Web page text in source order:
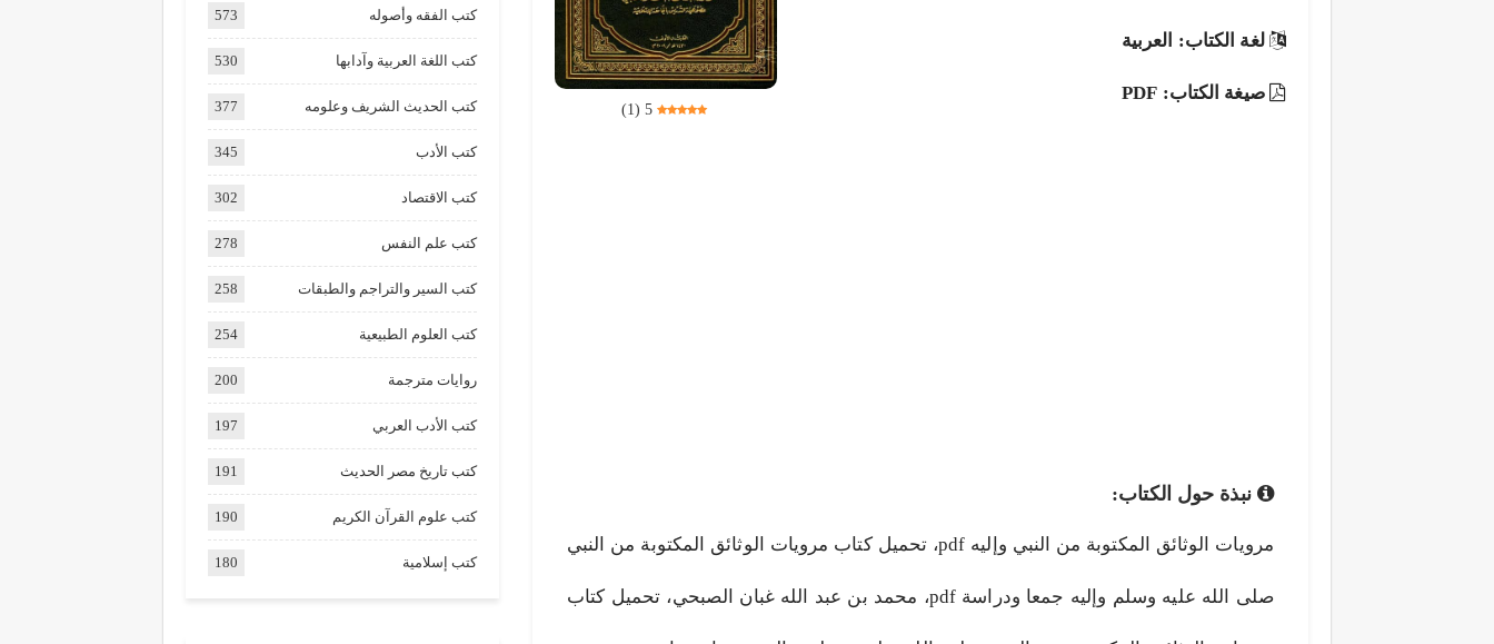
5
(
1
)
لغة الكتاب: العربية
صيغة الكتاب: PDF
نبذة حول الكتاب:
مرويات الوثائق المكتوبة من النبي وإليه pdf، تحميل كتاب مرويات الوثائق المكتوبة من النبي
صلى الله عليه وسلم وإليه جمعا ودراسة pdf، محمد بن عبد الله غبان الصبحي، تحميل كتاب
كتب الفقه وأصوله 573
كتب اللغة العربية وآدابها 530
كتب الحديث الشريف وعلومه 377
كتب الأدب 345
كتب الاقتصاد 302
كتب علم النفس 278
كتب السير والتراجم والطبقات 258
كتب العلوم الطبيعية 254
روايات مترجمة 200
كتب الأدب العربي 197
كتب تاريخ مصر الحديث 191
كتب علوم القرآن الكريم 190
كتب إسلامية 180